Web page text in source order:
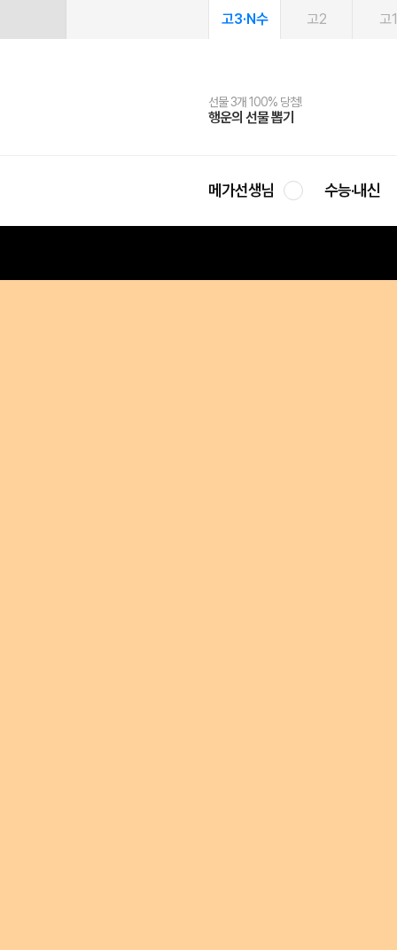
고3·N수 고2 고1
선물 3개 100% 당첨!
행운의 선물 뽑기
선물 100% 증정!
메가스터디 X 올리브
여름방학 스터디 캐시백
메가런 썸머스쿨
2027 러셀 단과
강사 공개선발
스마트러닝앱
설문 EVENT
메가패스
3일 무료 체험권
메가패스 수강생 무료혜택!
메가클럽 멤버십
사회공헌 캠페인
희망이룸 메가나눔
메가선생님 수능·내신